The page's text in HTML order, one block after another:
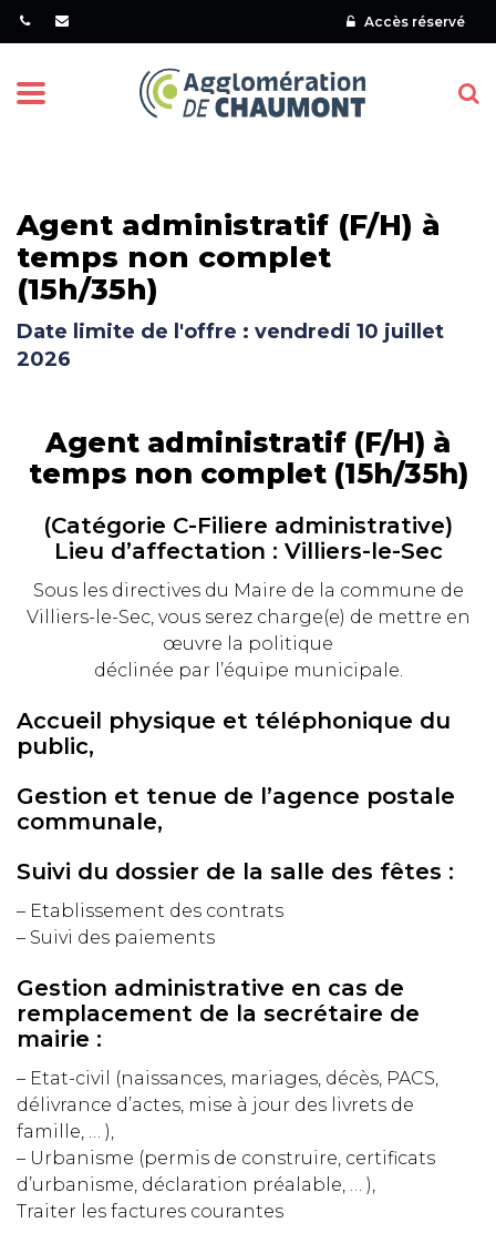
Accès réservé
Menu
Agent administratif (F/H) à
temps non complet
(15h/35h)
Date limite de l'offre : vendredi 10 juillet
2026
Agent administratif (F/H) à
temps non complet (15h/35h)
(Catégorie C-Filiere administrative)
Lieu d’affectation : Villiers-le-Sec
Sous les directives du Maire de la commune de
Villiers-le-Sec, vous serez charge(e) de mettre en
œuvre la politique
déclinée par l’équipe municipale.
Accueil physique et téléphonique du
public,
Gestion et tenue de l’agence postale
communale,
Suivi du dossier de la salle des fêtes :
– Etablissement des contrats
– Suivi des paiements
Gestion administrative en cas de
remplacement de la secrétaire de
mairie :
– Etat-civil (naissances, mariages, décès, PACS,
délivrance d’actes, mise à jour des livrets de
famille, … ),
– Urbanisme (permis de construire, certificats
d’urbanisme, déclaration préalable, … ),
Traiter les factures courantes